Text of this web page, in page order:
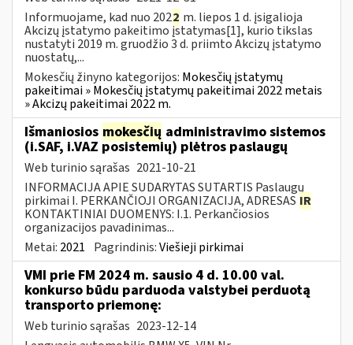
Informuojame, kad nuo 2022 m. liepos 1 d. įsigalioja
Akcizų įstatymo pakeitimo įstatymas[1], kurio tikslas
nustatyti 2019 m. gruodžio 3 d. priimto Akcizų įstatymo
nuostatų,...
Mokesčių žinyno kategorijos: Mokesčių įstatymų
pakeitimai » Mokesčių įstatymų pakeitimai 2022 metais
» Akcizų pakeitimai 2022 m.
Išmaniosios mokesčių administravimo sistemos
(i.SAF, i.VAZ posistemių) plėtros paslaugų
Web turinio sąrašas 2021-10-21
INFORMACIJA APIE SUDARYTAS SUTARTIS Paslaugų
pirkimai I. PERKANČIOJI ORGANIZACIJA, ADRESAS IR
KONTAKTINIAI DUOMENYS: I.1. Perkančiosios
organizacijos pavadinimas...
Metai: 2021 Pagrindinis:Viešieji pirkimai
VMI prie FM 2024 m. sausio 4 d. 10.00 val.
konkurso būdu parduoda valstybei perduotą
transporto priemonę:
Web turinio sąrašas 2023-12-14